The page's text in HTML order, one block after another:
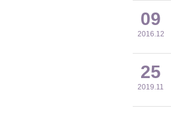
09
2016.12
25
2019.11